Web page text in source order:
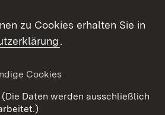
zu Cookies erhalten Sie in
.
Cookies
Daten werden ausschließlich